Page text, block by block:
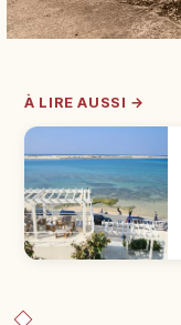
À LIRE AUSSI →